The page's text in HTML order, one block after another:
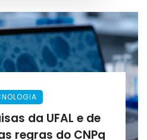
da UFAL e de
regras do CNPq